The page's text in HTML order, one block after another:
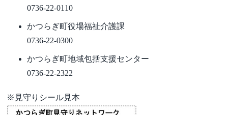
0736-22-0110
かつらぎ町役場福祉介護課
0736-22-0300
かつらぎ町地域包括支援センター
0736-22-2322
※見守りシール見本